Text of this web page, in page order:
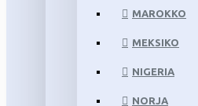
MAROKKO
MEKSIKO
NIGERIA
NORJA